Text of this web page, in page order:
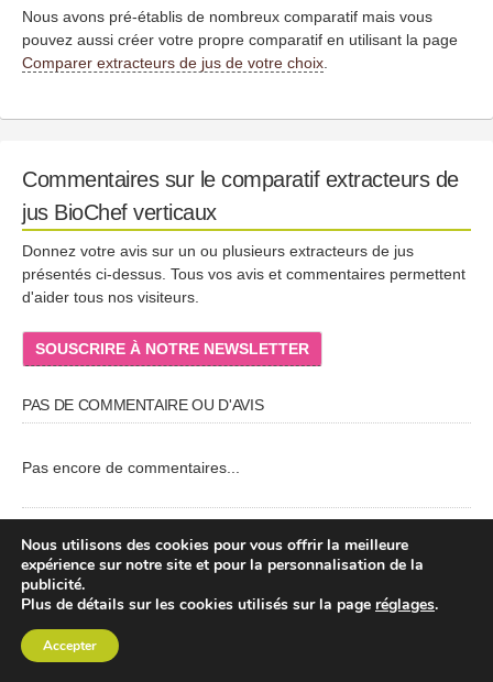
Nous avons pré-établis de nombreux comparatif mais vous
pouvez aussi créer votre propre comparatif en utilisant la page
Comparer extracteurs de jus de votre choix
Commentaires sur le comparatif extracteurs de
jus BioChef verticaux
Donnez votre avis sur un ou plusieurs extracteurs de jus
présentés ci-dessus. Tous vos avis et commentaires permettent
d'aider tous nos visiteurs.
SOUSCRIRE À NOTRE NEWSLETTER
PAS DE COMMENTAIRE OU D'AVIS
Pas encore de commentaires...
Prénom*
Votre prénom ou pseudo
Email
Nous utilisons des cookies pour vous offrir la meilleure
expérience sur notre site et pour la personnalisation de la
publicité.
Plus de détails sur les cookies utilisés sur la page réglages.
Accepter